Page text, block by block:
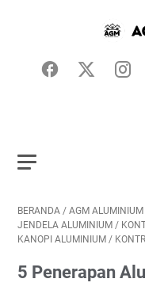
BERANDA / AGM ALUMINIUM
JENDELA ALUMINIUM /
KANOPI ALUMINIUM /
5 Penerapan